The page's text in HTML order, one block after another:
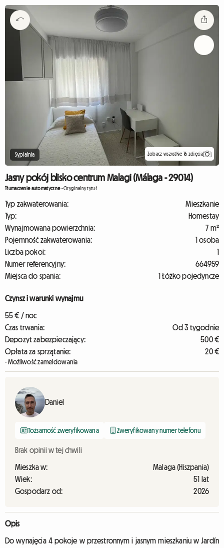
Sypialnia Zobacz wszystkie 16 zdjęcia
Jasny pokój blisko centrum Malagi (Málaga - 29014)
Tłumaczenie automatyczne-Oryginalny tytuł
Typ zakwaterowania:
Mieszkanie
Typ:
Homestay
Wynajmowana powierzchnia:
7 m²
Pojemność zakwaterowania:
1 osoba
Liczba pokoi:
1
Numer referencyjny:
664959
Miejsca do spania:
1 Łóżko pojedyncze
Czynsz i warunki wynajmu
55 € / noc
Czas trwania:
Od 3 tygodnie
Depozyt zabezpieczający:
500 €
Opłata za sprzątanie:
20 €
- Możliwość zameldowania
Daniel
Tożsamość zweryfikowana Zweryfikowany numer telefonu
Brak opinii w tej chwili
Mieszka w:
Malaga (Hiszpania)
Wiek:
51 lat
Gospodarz od:
2026
Opis
Do wynajęcia 4 pokoje w przestronnym i jasnym mieszkaniu w Jardín